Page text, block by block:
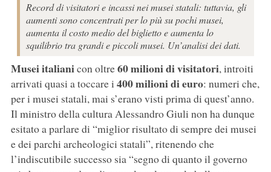
Record di visitatori e incassi nei musei statali: tuttavia, gli
aumenti sono concentrati per lo più su pochi musei,
aumenta il costo medio del biglietto e aumenta lo
squilibrio tra grandi e piccoli musei. Un’analisi dei dati.
Musei italianicon oltre60 milioni di visitatori, introiti
arrivati quasi a toccare i 400 milioni di euro: numeri che,
per i musei statali, mai s’erano visti prima di quest’anno.
Il ministro della cultura Alessandro Giuli non ha dunque
esitato a parlare di “miglior risultato di sempre dei musei
e dei parchi archeologici statali”, ritenendo che
l’indiscutibile successo sia “segno di quanto il governo